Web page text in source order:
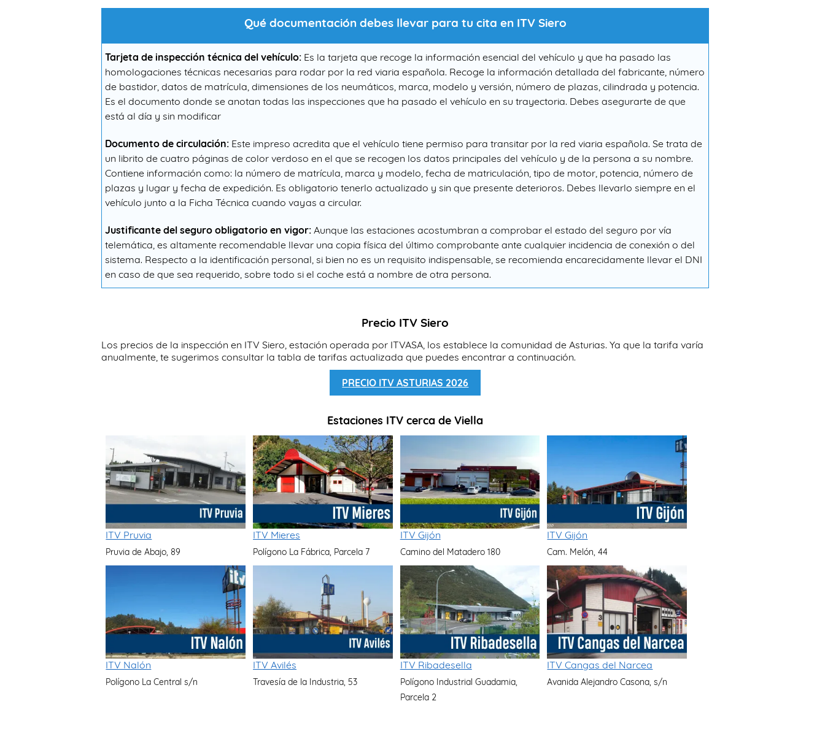
Qué documentación debes llevar para tu cita en ITV Siero
Tarjeta de inspección técnica del vehículo: Es la tarjeta que recoge la información esencial del vehículo y que ha pasado las
homologaciones técnicas necesarias para rodar por la red viaria española. Recoge la información detallada del fabricante, número
de bastidor, datos de matrícula, dimensiones de los neumáticos, marca, modelo y versión, número de plazas, cilindrada y potencia.
Es el documento donde se anotan todas las inspecciones que ha pasado el vehículo en su trayectoria. Debes asegurarte de que
está al día y sin modificar
Documento de circulación: Este impreso acredita que el vehículo tiene permiso para transitar por la red viaria española. Se trata de
un librito de cuatro páginas de color verdoso en el que se recogen los datos principales del vehículo y de la persona a su nombre.
Contiene información como: la número de matrícula, marca y modelo, fecha de matriculación, tipo de motor, potencia, número de
plazas y lugar y fecha de expedición. Es obligatorio tenerlo actualizado y sin que presente deterioros. Debes llevarlo siempre en el
vehículo junto a la Ficha Técnica cuando vayas a circular.
Justificante del seguro obligatorio en vigor: Aunque las estaciones acostumbran a comprobar el estado del seguro por vía
telemática, es altamente recomendable llevar una copia física del último comprobante ante cualquier incidencia de conexión o del
sistema. Respecto a la identificación personal, si bien no es un requisito indispensable, se recomienda encarecidamente llevar el DNI
en caso de que sea requerido, sobre todo si el coche está a nombre de otra persona.
Precio ITV Siero
Los precios de la inspección en ITV Siero, estación operada por ITVASA, los establece la comunidad de Asturias. Ya que la tarifa varía
anualmente, te sugerimos consultar la tabla de tarifas actualizada que puedes encontrar a continuación.
PRECIO ITV ASTURIAS 2026
Estaciones ITV cerca de Viella
ITV Pruvia
Pruvia de Abajo, 89
ITV Mieres
Polígono La Fábrica, Parcela 7
ITV Gijón
Camino del Matadero 180
ITV Gijón
Cam. Melón, 44
ITV Nalón
Polígono La Central s/n
ITV Avilés
Travesía de la Industria, 53
ITV Ribadesella
Polígono Industrial Guadamia,
Parcela 2
ITV Cangas del Narcea
Avanida Alejandro Casona, s/n